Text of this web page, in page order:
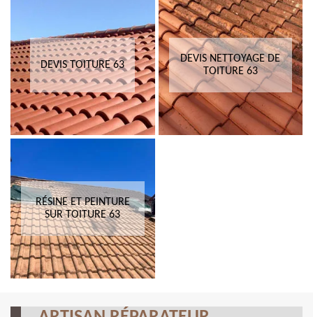
DEVIS TOITURE 63
DEVIS NETTOYAGE DE
TOITURE 63
RÉSINE ET PEINTURE
SUR TOITURE 63